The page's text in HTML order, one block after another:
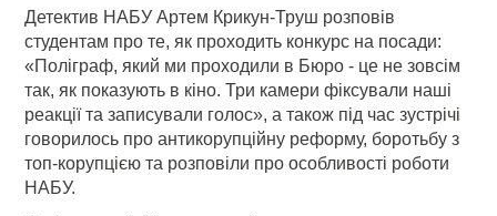
Детектив НАБУ Артем Крикун-Труш розповів
студентам про те, як проходить конкурс на посади:
«Поліграф, який ми проходили в Бюро - це не зовсім
так, як показують в кіно. Три камери фіксували наші
реакції та записували голос», а також під час зустрічі
говорилось про антикорупційну реформу, боротьбу з
топ-корупцією та розповіли про особливості роботи
НАБУ.